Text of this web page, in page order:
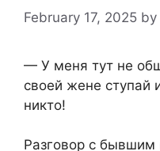
February 17, 2025 by
— У меня тут не
своей жене
никто!
Разговор с